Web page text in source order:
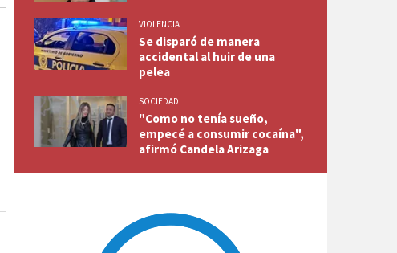
VIOLENCIA
Se disparó de manera
accidental al huir de una
pelea
SOCIEDAD
"Como no tenía sueño,
empecé a consumir cocaína",
afirmó Candela Arizaga